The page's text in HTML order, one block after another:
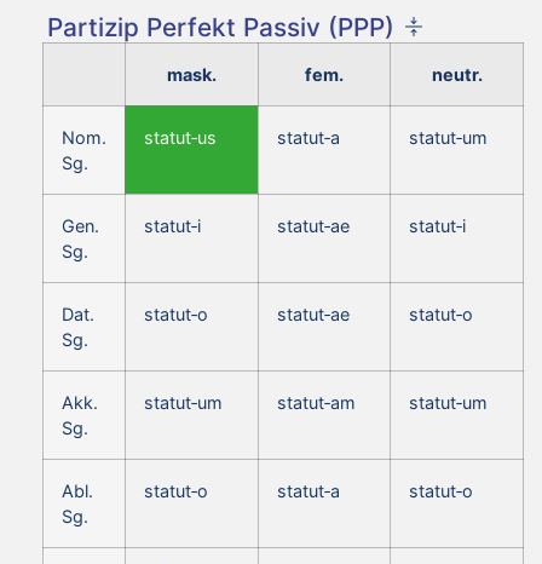
Partizip Perfekt Passiv (PPP)
mask. fem. neutr.
Nom.
Sg.
statut‑us statut‑a statut‑um
Gen.
Sg.
statut‑i statut‑ae statut‑i
Dat.
Sg.
statut‑o statut‑ae statut‑o
Akk.
Sg.
statut‑um statut‑am statut‑um
Abl.
Sg.
statut‑o statut‑a statut‑o